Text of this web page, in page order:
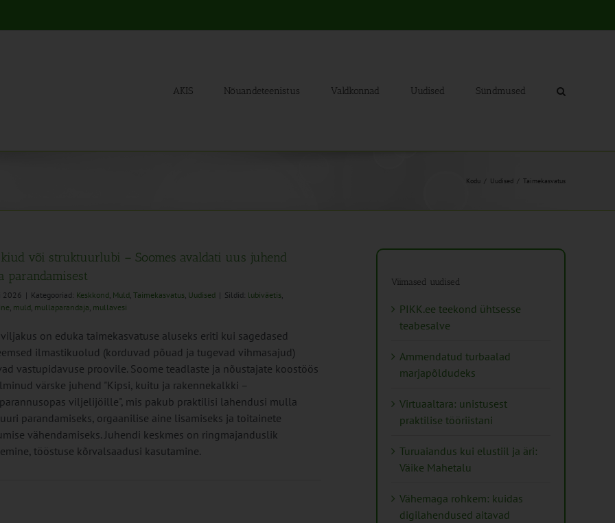
AKIS Nõuandeteenistus Valdkonnad Uudised Sündmused
Kodu Uudised Taimekasvatus
kiud või struktuurlubi – Soomes avaldati uus juhend
parandamisest
2026 | Kategooriad: Keskkond, Muld, Taimekasvatus, Uudised | Sildid: lubiväetis,
, muld, mullaparandaja, mullavesi
on eduka taimekasvatuse aluseks eriti kui sagedased
ilmastikuolud (korduvad põuad ja tugevad vihmasajud)
vastupidavuse proovile. Soome teadlaste ja nõustajate koostöös
värske juhend "Kipsi, kuitu ja rakennekalkki –
viljelijöille", mis pakub praktilisi lahendusi mulla
parandamiseks, orgaanilise aine lisamiseks ja toitainete
vähendamiseks. Juhendi keskmes on ringmajanduslik
tööstuse kõrvalsaadusi kasutamine.
Viimased uudised
PIKK.ee teekond ühtsesse
teabesalve
Ammendatud turbaalad
marjapõldudeks
Virtuaaltara: unistusest
praktilise tööriistani
Turuaiandus kui elustiil ja äri:
Väike Mahetalu
Vähemaga rohkem: kuidas
digilahendused aitavad